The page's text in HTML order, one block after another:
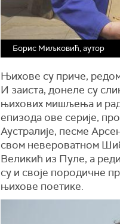
Борис Миљковић, аутор
Њихове су приче,
И заиста, донеле су
њихових мишљења и
епизода ове серије,
Аустралије, песме
свом невероватном
Великић из Пуле, а
су и своје породичне
њихове поетике.